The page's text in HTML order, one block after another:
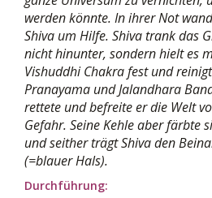
werden könnte. In ihrer Not
Shiva um Hilfe. Shiva trank das
nicht hinunter, sondern hielt es
Vishuddhi Chakra fest und
Pranayama und Jalandhara
rettete und befreite er die Welt
Gefahr. Seine Kehle aber färbte
und seither trägt Shiva den
(=blauer Hals).
Durchführung: